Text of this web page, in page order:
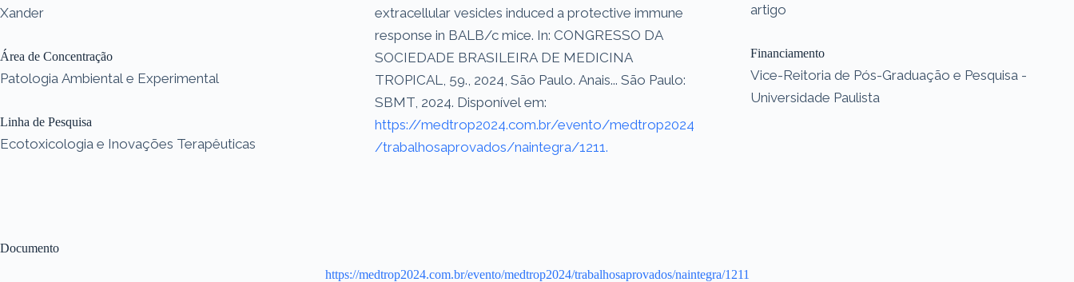
Documento
https://medtrop2024.com.br/evento/medtrop2024/trabalhosaprovados/naintegra/1211
Xander
Área de Concentração
Patologia Ambiental e Experimental
Linha de Pesquisa
Ecotoxicologia e Inovações Terapêuticas
extracellular vesicles induced a protective immune
response in BALB/c mice. In: CONGRESSO DA
SOCIEDADE BRASILEIRA DE MEDICINA
TROPICAL, 59., 2024, São Paulo. Anais... São Paulo:
SBMT, 2024. Disponível em:
https://medtrop2024.com.br/evento/medtrop2024
/trabalhosaprovados/naintegra/1211.
artigo
Financiamento
Vice-Reitoria de Pós-Graduação e Pesquisa -
Universidade Paulista